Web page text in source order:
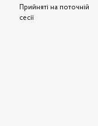
Прийняті на поточній
сесії